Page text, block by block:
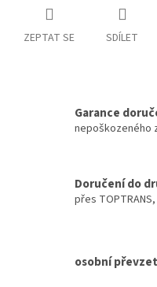
ZEPTAT SE SDÍLET
Garance
nepoškozeného
Doručení do
přes
osobní